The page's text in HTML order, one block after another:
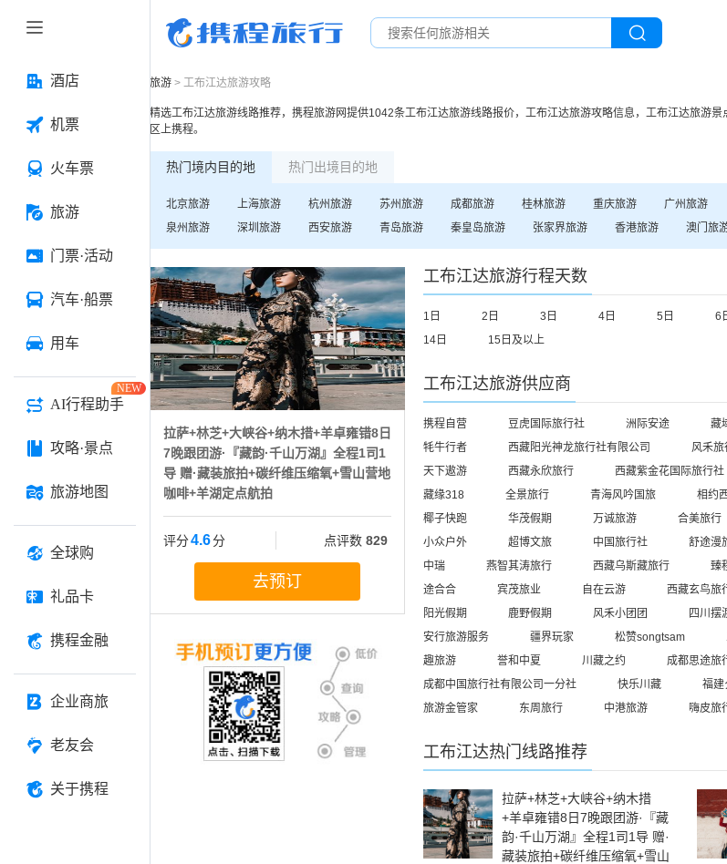
酒店
机票
火车票
旅游
门票·活动
汽车·船票
用车
AI行程助手
NEW
攻略·景点
旅游地图
全球购
礼品卡
携程金融
企业商旅
老友会
关于携程
旅游 > 工布江达旅游攻略
精选工布江达旅游线路推荐，携程旅游网提供1042条工布江达旅游线路报价， 工布江达旅游攻略信息， 工布江达旅游景
区上携程。
热门境内目的地 热门出境目的地
北京旅游 上海旅游 杭州旅游 苏州旅游 成都旅游 桂林旅游 重庆旅游 广州旅游
泉州旅游 深圳 旅游 西安旅游 青岛旅游 秦皇岛旅游 张家界旅游 香港旅游 澳门 旅
拉萨+林芝+大峡谷+纳木措+羊卓雍错8日
7晚跟团游·『藏韵·千山万湖』全程1司1
导 赠·藏装旅拍+碳纤维压缩氧+雪山营地
咖啡+羊湖定点航拍
评分4.6分 点评数 829
去预订
工布江达旅游行程天数
1日 2日 3日 4日 5日 6
14日
15日及以上
工布江达旅游供应商
携程自营 豆虎国际旅行社 洲际安途 藏
牦牛行者
西藏阳光神龙旅行社有限公司 风禾旅
天下遨游
西藏永欣旅行 西藏紫金花国际旅行社
藏缘318
全景旅行 青海风吟国旅 相约
椰子快跑
华茂假期 万诚旅游 合美旅行
小众户外
超博文旅 中国旅行社 舒途漫
中瑞
燕智其涛旅行 西藏乌斯藏旅行 臻
途合合
宾茂旅业 自在云游 西藏玄鸟旅
阳光假期
鹿野假期 风禾小团团 四川摆
安行旅游服务
疆界玩家 松赞songtsam
趣旅游
誉和中夏 川藏之约 成都思途旅
成都中国旅行社有限公司一分社
快乐川藏 福建
旅游金管家
东周旅行 中港旅游 嗨皮旅
工布江达热门线路推荐
拉萨+林芝+大峡谷+纳木措
+羊卓雍错8日7晚跟团游·『藏
韵·千山万湖』全程1司1导 赠·
藏装旅拍+碳纤维压缩氧+雪山